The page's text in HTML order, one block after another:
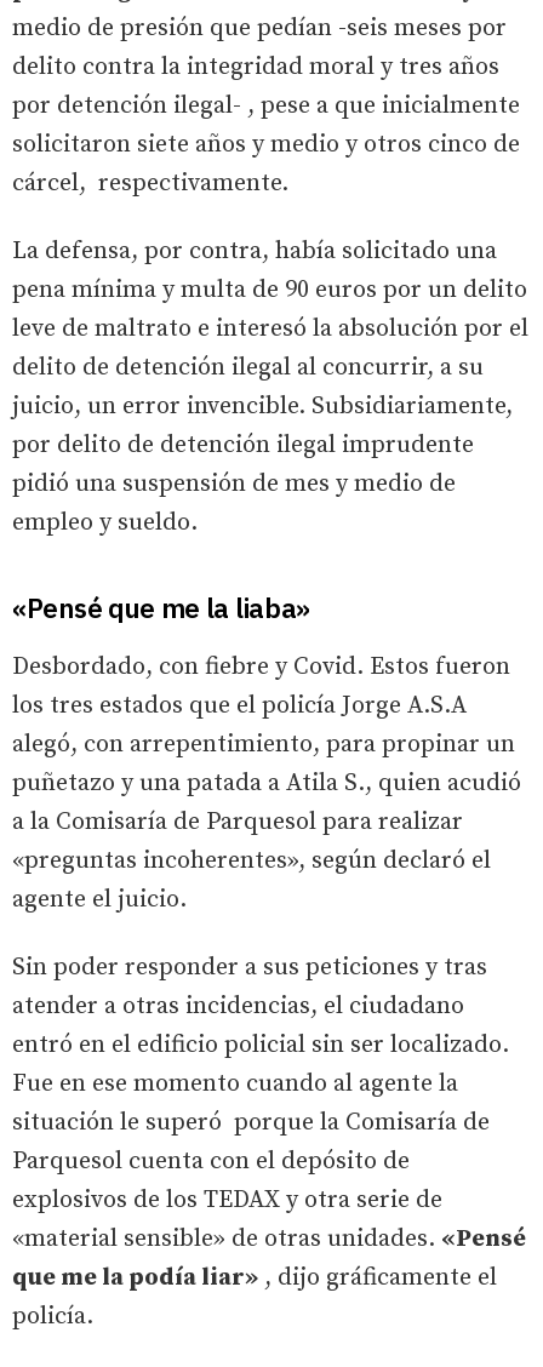
medio de presión que pedían -seis meses por
delito contra la integridad moral y tres años
por detención ilegal- , pese a que inicialmente
solicitaron siete años y medio y otros cinco de
cárcel, respectivamente.
La defensa, por contra, había solicitado una
pena mínima y multa de 90 euros por un delito
leve de maltrato e interesó la absolución por el
delito de detención ilegal al concurrir, a su
juicio, un error invencible. Subsidiariamente,
por delito de detención ilegal imprudente
pidió una suspensión de mes y medio de
empleo y sueldo.
«Pensé que me la liaba»
Desbordado, con fiebre y Covid. Estos fueron
los tres estados que el policía Jorge A.S.A
alegó, con arrepentimiento, para propinar un
puñetazo y una patada a Atila S., quien acudió
a la Comisaría de Parquesol para realizar
«preguntas incoherentes», según declaró el
agente el juicio.
Sin poder responder a sus peticiones y tras
atender a otras incidencias, el ciudadano
entró en el edificio policial sin ser localizado.
Fue en ese momento cuando al agente la
situación le superó porque la Comisaría de
Parquesol cuenta con el depósito de
explosivos de los TEDAX y otra serie de
«material sensible» de otras unidades. «Pensé
que me la podía liar» , dijo gráficamente el
policía.